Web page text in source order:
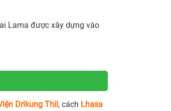
Lama được xây dựng vào
Drikung Thil , cách Lhasa